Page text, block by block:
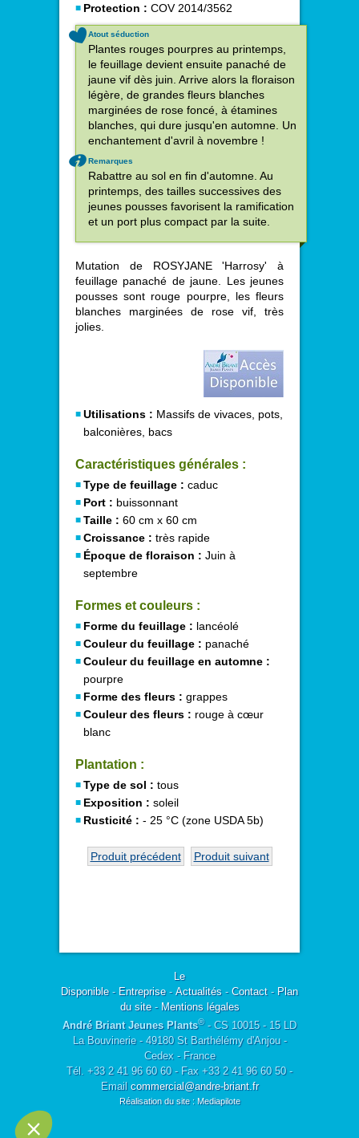
Protection : COV 2014/3562
Atout séduction
Plantes rouges pourpres au printemps,
le feuillage devient ensuite panaché de
jaune vif dès juin. Arrive alors la floraison
légère, de grandes fleurs blanches
marginées de rose foncé, à étamines
blanches, qui dure jusqu'en automne. Un
enchantement d'avril à novembre !
Remarques
Rabattre au sol en fin d'automne. Au
printemps, des tailles successives des
jeunes pousses favorisent la ramification
et un port plus compact par la suite.
Mutation de ROSYJANE 'Harrosy' à
feuillage panaché de jaune. Les jeunes
pousses sont rouge pourpre, les fleurs
blanches marginées de rose vif, très
jolies.
Utilisations : Massifs de vivaces, pots,
balconières, bacs
Caractéristiques générales :
Type de feuillage : caduc
Port : buissonnant
Taille : 60 cm x 60 cm
Croissance : très rapide
Époque de floraison : Juin à
septembre
Formes et couleurs :
Forme du feuillage : lancéolé
Couleur du feuillage : panaché
Couleur du feuillage en automne :
pourpre
Forme des fleurs : grappes
Couleur des fleurs : rouge à cœur
blanc
Plantation :
Type de sol : tous
Exposition : soleil
Rusticité : - 25 °C (zone USDA 5b)
Produit précédent Produit suivant
Le
Disponible- Entreprise- Actualités - Contact- Plan
du site- Mentions légales
André Briant Jeunes Plants®- CS 10015 - 15 LD
La Bouvinerie - 49180 St Barthélémy d'Anjou -
Cedex - France
Tél. +33 2 41 96 60 60 - Fax +33 2 41 96 60 50 -
Email commercial@andre-briant.fr
Réalisation du site : Mediapilote